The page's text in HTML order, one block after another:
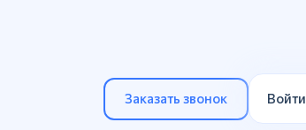
Заказать звонок Войти